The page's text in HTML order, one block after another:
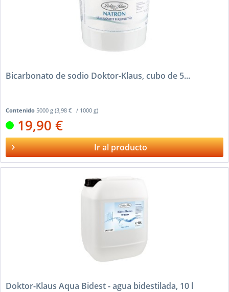
Bicarbonato de sodio Doktor-Klaus, cubo de 5...
Contenido 5000 g(3,98 € / 1000 g)
19,90 €
Ir al producto
Doktor-Klaus Aqua Bidest - agua bidestilada, 10 l